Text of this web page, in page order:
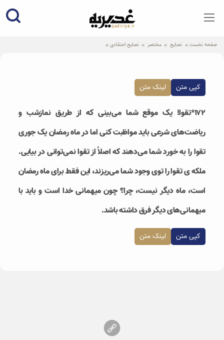
qadiriye.ir
نشریه ی غدیریه-بیانات استاد
صفحه نخست نصایح مختصر نصایح اعتقادی
کپی متن لینک متن
۱۷۲*تقوا! یک موقع شما می‌بینی که از طریق نمازشب و
ریاضت‌های شرعی باید مواظبت کنی اما در ماه رمضان یک جوری
تقوا را به خورد شما می‌دهند که اصلاً از تقوا نمی‌توانی در بیایی.
ملکه ی تقوا را توی وجود شما می‌ریزند، این فقط برای ماه رمضان
است، ماه دیگر نیست، چرا؟ چون میهمانی خدا است و باید با
میهمانی‌های دیگر فرق داشته باشد.
کپی متن لینک متن